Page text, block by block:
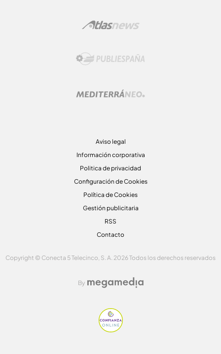
Aviso legal
Información corporativa
Politica de privacidad
Configuración de Cookies
Política de Cookies
Gestión publicitaria
RSS
Contacto
Copyright © Conecta 5 Telecinco, S. A. 2026 Todos los derechos reservados
By